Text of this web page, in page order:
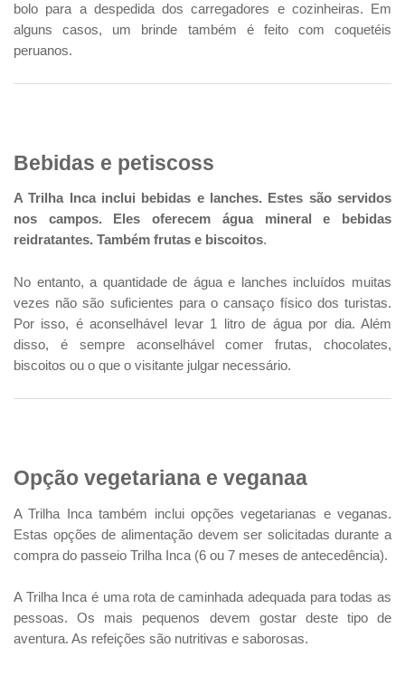
bolo para a despedida dos carregadores e cozinheiras. Em
alguns casos, um brinde também é feito com coquetéis
peruanos.
Bebidas e petiscoss
A Trilha Inca inclui bebidas e lanches. Estes são servidos
nos campos. Eles oferecem água mineral e bebidas
reidratantes. Também frutas e biscoitos.
No entanto, a quantidade de água e lanches incluídos muitas
vezes não são suficientes para o cansaço físico dos turistas.
Por isso, é aconselhável levar 1 litro de água por dia. Além
disso, é sempre aconselhável comer frutas, chocolates,
biscoitos ou o que o visitante julgar necessário.
Opção vegetariana e veganaa
A Trilha Inca também inclui opções vegetarianas e veganas.
Estas opções de alimentação devem ser solicitadas durante a
compra do passeio Trilha Inca (6 ou 7 meses de antecedência).
A Trilha Inca é uma rota de caminhada adequada para todas as
pessoas. Os mais pequenos devem gostar deste tipo de
aventura. As refeições são nutritivas e saborosas.